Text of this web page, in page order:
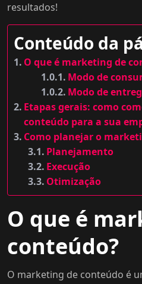
resultados!
Conteúdo da
O que é marketing de
Modo de
Modo de
Etapas gerais: como
conteúdo para a sua
Como planejar o
Planejamento
Execução
Otimização
O que é
conteúdo?
O marketing de conteúdo é